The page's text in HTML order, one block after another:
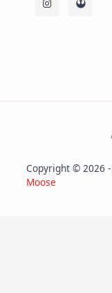
Copyright © 2026 -
Moose